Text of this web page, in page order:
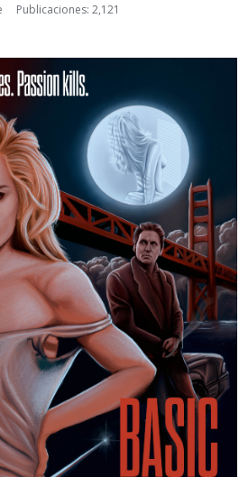
Publicaciones: 2,121